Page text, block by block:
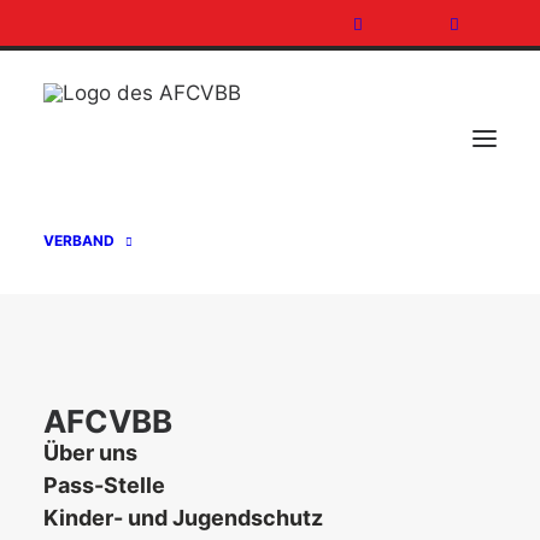
VERBAND
AFCVBB
Über uns
Pass-Stelle
Kinder- und Jugendschutz
DEZEMBER 2014
18. Oktober 2014